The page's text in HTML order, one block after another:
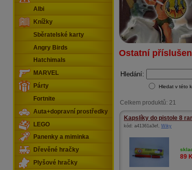
Ostatní
Hledání:
Hledat v této
Celkem produktů: 21
Kapslíky do pistole 8
kód: a41361a3ef, Wiky
89
Albi
Knížky
Sběratelské karty
Angry Birds
Hatchimals
MARVEL
Párty
Fortnite
Auta+dopravní prostředky
LEGO
Panenky a miminka
Dřevěné hračky
Plyšové hračky